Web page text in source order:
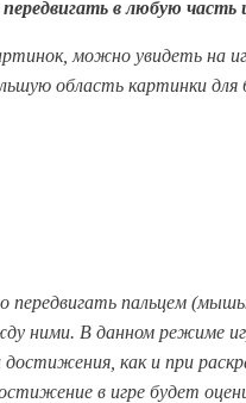
в любую часть
можно увидеть на
область картинки для
передвигать пальцем
ними. В данном режиме
как и при
в игре будет